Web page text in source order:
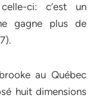
ci: c’est un
gagne plus de
au Québec
huit dimensions